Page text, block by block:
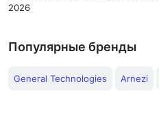
2026
Популярные бренды
General Technologies Arnezi